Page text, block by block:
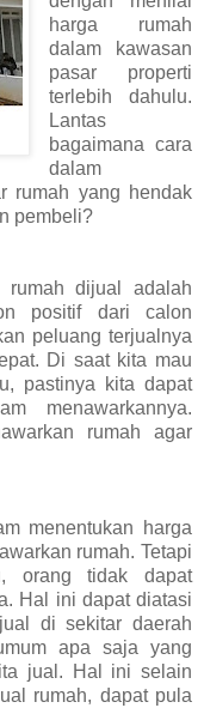
harga rumah
dalam kawasan
pasar properti
terlebih dahulu.
Lantas
bagaimana cara
dalam
rumah yang hendak
pembeli?
rumah dijual adalah
positif dari calon
peluang terjualnya
Di saat kita mau
pastinya kita dapat
menawarkannya.
rumah agar
menentukan harga
rumah. Tetapi
orang tidak dapat
Hal ini dapat diatasi
di sekitar daerah
apa saja yang
jual. Hal ini selain
rumah, dapat pula